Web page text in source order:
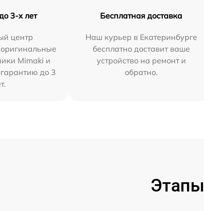
3-х лет
центр
Mimaki и
до 3
Бесплатная доставка
Наш курьер в Екатеринбурге
бесплатно доставит ваше
устройство на ремонт и
обратно.